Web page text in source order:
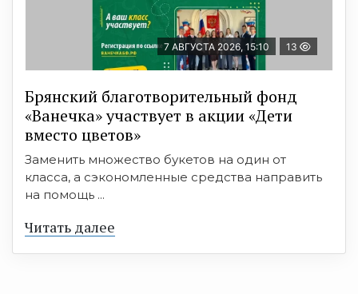
7 АВГУСТА 2026, 15:10 13
Брянский благотворительный фонд
«Ванечка» участвует в акции «Дети
вместо цветов»
Заменить множество букетов на один от
класса, а сэкономленные средства направить
на помощь ...
Читать далее